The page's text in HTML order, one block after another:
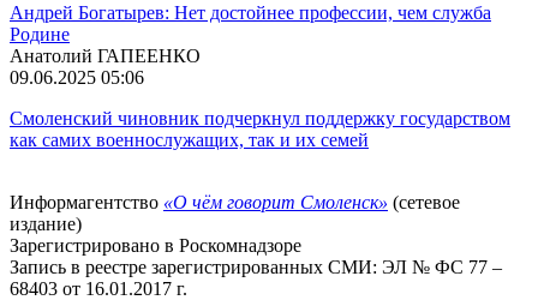
Андрей Богатырев: Нет достойнее профессии, чем служба
Родине
Анатолий ГАПЕЕНКО
09.06.2025 05:06
Смоленский чиновник подчеркнул поддержку государством
как самих военнослужащих, так и их семей
Информагентство «О чём говорит Смоленск» (сетевое
издание)
Зарегистрировано в Роскомнадзоре
Запись в реестре зарегистрированных СМИ: ЭЛ № ФС 77 –
68403 от 16.01.2017 г.